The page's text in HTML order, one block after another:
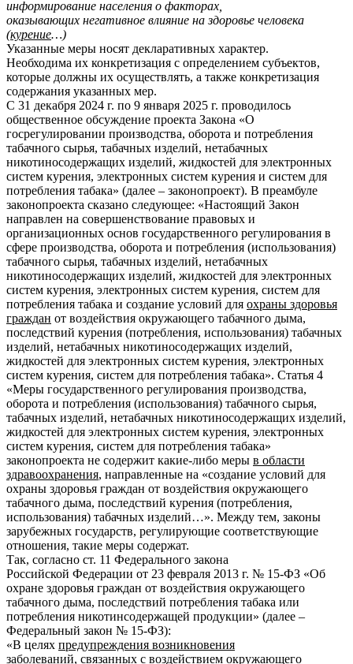
информирование населения о факторах,
оказывающих негативное влияние на здоровье человека
(курение…)
Указанные меры носят декларативных характер.
Необходима их конкретизация с определением субъектов,
которые должны их осуществлять, а также конкретизация
содержания указанных мер.
С 31 декабря 2024 г. по 9 января 2025 г. проводилось
общественное обсуждение проекта Закона «О
госрегулировании производства, оборота и потребления
табачного сырья, табачных изделий, нетабачных
никотиносодержащих изделий, жидкостей для электронных
систем курения, электронных систем курения и систем для
потребления табака» (далее – законопроект). В преамбуле
законопроекта сказано следующее: «Настоящий Закон
направлен на совершенствование правовых и
организационных основ государственного регулирования в
сфере производства, оборота и потребления (использования)
табачного сырья, табачных изделий, нетабачных
никотиносодержащих изделий, жидкостей для электронных
систем курения, электронных систем курения, систем для
потребления табака и создание условий для охраны здоровья
граждан от воздействия окружающего табачного дыма,
последствий курения (потребления, использования) табачных
изделий, нетабачных никотиносодержащих изделий,
жидкостей для электронных систем курения, электронных
систем курения, систем для потребления табака». Статья 4
«Меры государственного регулирования производства,
оборота и потребления (использования) табачного сырья,
табачных изделий, нетабачных никотиносодержащих изделий,
жидкостей для электронных систем курения, электронных
систем курения, систем для потребления табака»
законопроекта не содержит какие-либо меры в области
здравоохранения, направленные на «создание условий для
охраны здоровья граждан от воздействия окружающего
табачного дыма, последствий курения (потребления,
использования) табачных изделий…». Между тем, законы
зарубежных государств, регулирующие соответствующие
отношения, такие меры содержат.
Так, согласно ст. 11 Федерального закона
Российской Федерации от 23 февраля 2013 г. № 15-ФЗ «Об
охране здоровья граждан от воздействия окружающего
табачного дыма, последствий потребления табака или
потребления никотинсодержащей продукции» (далее –
Федеральный закон № 15-ФЗ):
«В целях предупреждения возникновения
заболеваний, связанных с воздействием окружающего